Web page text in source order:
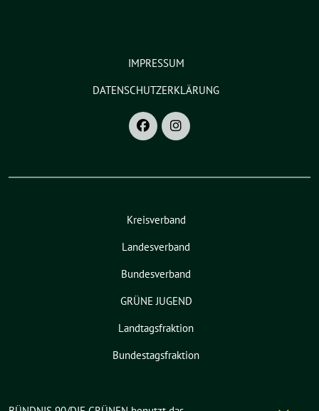
IMPRESSUM
DATENSCHUTZERKLÄRUNG
Kreisverband
Landesverband
Bundesverband
GRÜNE JUGEND
Landtagsfraktion
Bundestagsfraktion